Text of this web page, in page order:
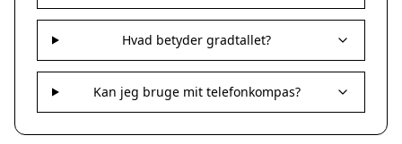
Vordingborg
Assens
Bogense
Faaborg
Kerteminde
Middelfart
Munkebo
Hvad betyder gradtallet?
Kan jeg bruge mit telefonkompas?